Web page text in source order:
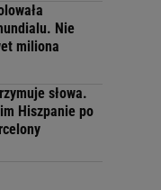
Nie
miliona
słowa.
Hiszpanie po